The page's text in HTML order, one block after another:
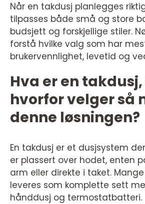
Når en takdusj planlegges
tilpasses både små og store
budsjett og forskjellige stiler.
forstå hvilke valg som har
brukervennlighet, levetid og
Hva er en
hvorfor velger så
denne løsningen?
En takdusj er et dusjsystem
er plassert over hodet, enten
arm eller direkte i taket.
leveres som komplette sett
hånddusj og termostatbatteri.